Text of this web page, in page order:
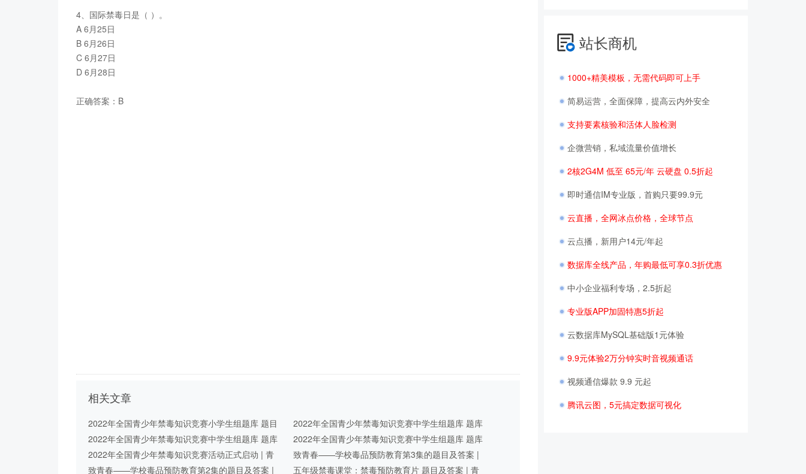
4、国际禁毒日是（ ）。
A 6月25日
B 6月26日
C 6月27日
D 6月28日
正确答案：B
相关文章
2022年全国青少年禁毒知识竞赛小学生组题库 题目
及答案（共109道题目） | 禁毒知识竞 ...
2022年全国青少年禁毒知识竞赛中学生组题库 题库
及答案（共120道题目） | 禁毒知识竞 ...
2022年全国青少年禁毒知识竞赛中学生组题库 题库
及答案（共120道题目） | 禁毒知识竞 ...
2022年全国青少年禁毒知识竞赛中学生组题库 题库
及答案（共120道题目） | 禁毒知识竞 ...
2022年全国青少年禁毒知识竞赛活动正式启动 | 青
骄第二课堂
致青春——学校毒品预防教育第3集的题目及答案 |
青骄第二课堂
致青春——学校毒品预防教育第2集的题目及答案 |
五年级禁毒课堂：禁毒预防教育片 题目及答案 | 青
站长商机
1000+精美模板，无需代码即可上手
简易运营，全面保障，提高云内外安全
支持要素核验和活体人脸检测
企微营销，私域流量价值增长
2核2G4M 低至 65元/年 云硬盘 0.5折起
即时通信IM专业版，首购只要99.9元
云直播，全网冰点价格，全球节点
云点播，新用户14元/年起
数据库全线产品，年购最低可享0.3折优惠
中小企业福利专场，2.5折起
专业版APP加固特惠5折起
云数据库MySQL基础版1元体验
9.9元体验2万分钟实时音视频通话
视频通信爆款 9.9 元起
腾讯云图，5元搞定数据可视化